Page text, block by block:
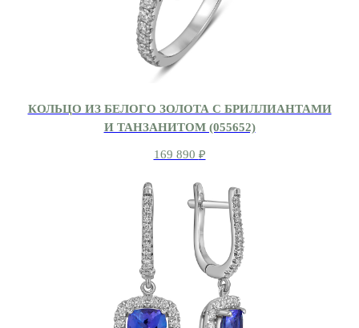
КОЛЬЦО ИЗ БЕЛОГО ЗОЛОТА С БРИЛЛИАНТАМИ
И ТАНЗАНИТОМ (055652)
169 890 ₽